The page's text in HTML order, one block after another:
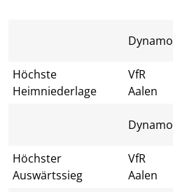
Dynamo
Höchste
Heimniederlage
VfR
Aalen
Dynamo
Höchster
Auswärtssieg
VfR
Aalen